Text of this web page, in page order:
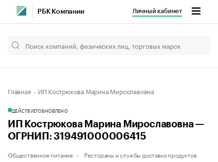
РБК Компании Личный кабинет
Главная ИП Кострюкова Марина Мирославовна
ДЕЙСТВУЕТОБНОВЛЕНО
ИП Кострюкова Марина Мирославовна —
ОГРНИП: 319491000006415
Общественное питание Рестораны и службы доставки продуктов